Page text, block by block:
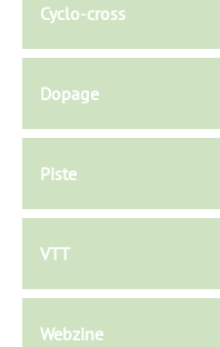
Cyclo-cross
Dopage
Piste
VTT
Webzine